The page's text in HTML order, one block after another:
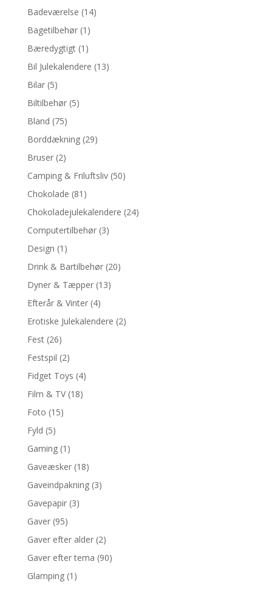
Badeværelse (14)
Bagetilbehør (1)
Bæredygtigt (1)
Bil Julekalendere (13)
Bilar (5)
Biltilbehør (5)
Bland (75)
Borddækning (29)
Bruser (2)
Camping & Friluftsliv (50)
Chokolade (81)
Chokoladejulekalendere (24)
Computertilbehør (3)
Design (1)
Drink & Bartilbehør (20)
Dyner & Tæpper (13)
Efterår & Vinter (4)
Erotiske Julekalendere (2)
Fest (26)
Festspil (2)
Fidget Toys (4)
Film & TV (18)
Foto (15)
Fyld (5)
Gaming (1)
Gaveæsker (18)
Gaveindpakning (3)
Gavepapir (3)
Gaver (95)
Gaver efter alder (2)
Gaver efter tema (90)
Glamping (1)